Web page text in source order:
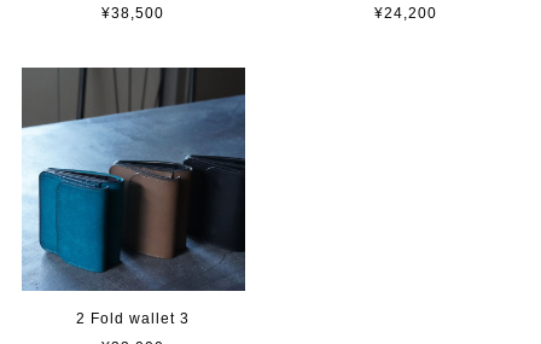
¥38,500
¥24,200
2 Fold wallet 3